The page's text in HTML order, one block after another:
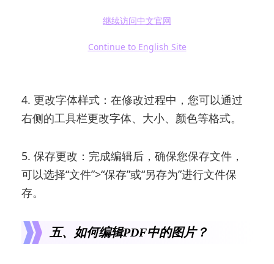
继续访问中文官网
Continue to English Site
4. 更改字体样式：在修改过程中，您可以通过
右侧的工具栏更改字体、大小、颜色等格式。
5. 保存更改：完成编辑后，确保您保存文件，
可以选择“文件”>“保存”或“另存为”进行文件保
存。
五、如何编辑PDF中的图片？